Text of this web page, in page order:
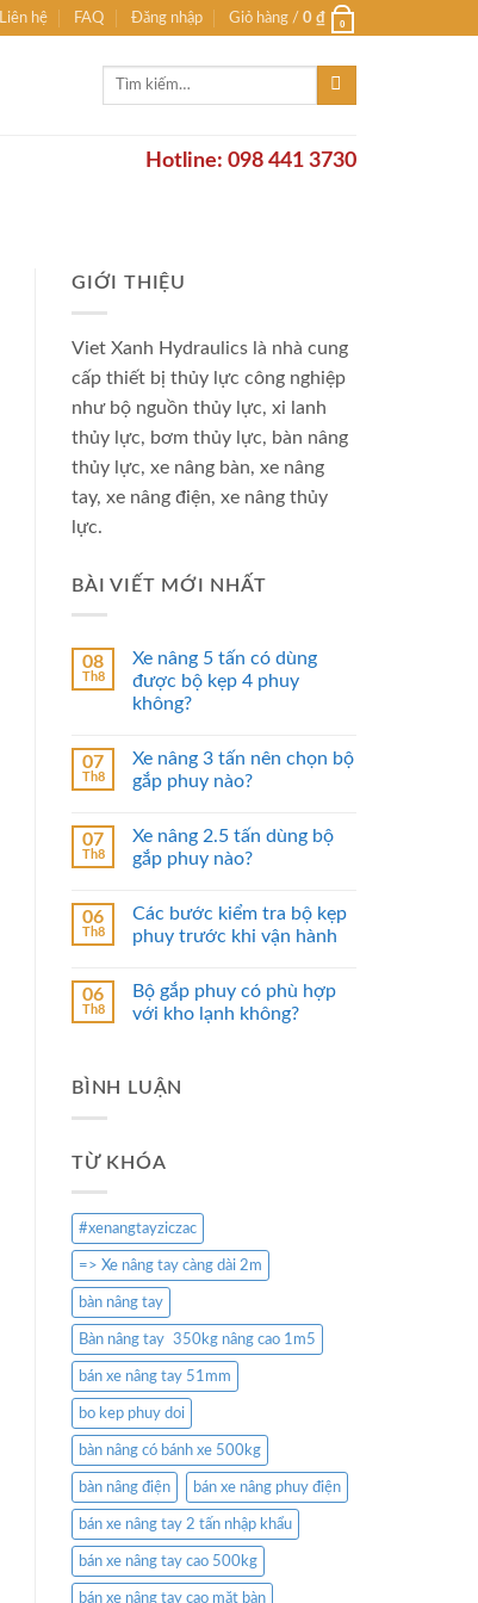
Liên hệ FAQ Đăng nhập Giỏ hàng / 0 ₫ 0
Tìm
Hotline: 098 441 3730
GIỚI THIỆU
Viet Xanh Hydraulics là nhà cung
cấp thiết bị thủy lực công nghiệp
như bộ nguồn thủy lực, xi lanh
thủy lực, bơm thủy lực, bàn nâng
thủy lực, xe nâng bàn, xe nâng
tay, xe nâng điện, xe nâng thủy
lực.
BÀI VIẾT MỚI NHẤT
08
Th8
Xe nâng 5 tấn có dùng
được bộ kẹp 4 phuy
không?
07
Th8
Xe nâng 3 tấn nên chọn bộ
gắp phuy nào?
07
Th8
Xe nâng 2.5 tấn dùng bộ
gắp phuy nào?
06
Th8
Các bước kiểm tra bộ kẹp
phuy trước khi vận hành
06
Th8
Bộ gắp phuy có phù hợp
với kho lạnh không?
BÌNH LUẬN
TỪ KHÓA
#xenangtayziczac
=> Xe nâng tay càng dài 2m
bàn nâng tay
Bàn nâng tay 350kg nâng cao 1m5
bán xe nâng tay 51mm
bo kep phuy doi
bàn nâng có bánh xe 500kg
bàn nâng điện bán xe nâng phuy điện
bán xe nâng tay 2 tấn nhập khẩu
bán xe nâng tay cao 500kg
bán xe nâng tay cao mặt bàn